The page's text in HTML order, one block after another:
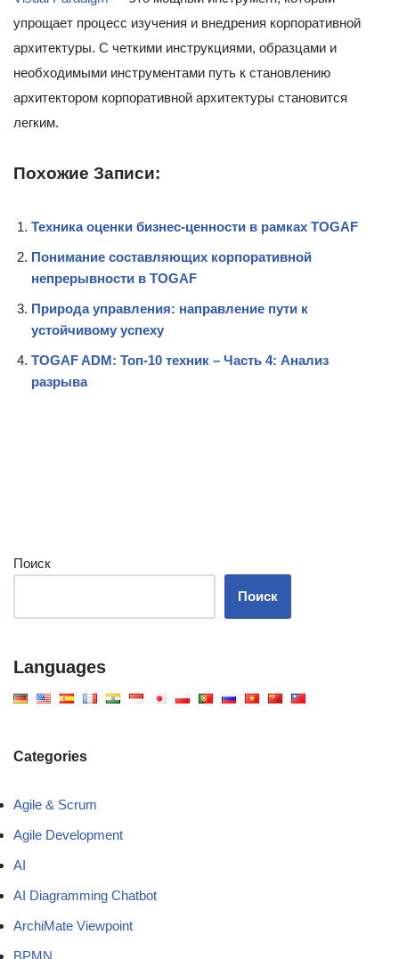
упрощает процесс изучения и внедрения корпоративной
архитектуры. С четкими инструкциями, образцами и
необходимыми инструментами путь к становлению
архитектором корпоративной архитектуры становится
легким.
Похожие Записи:
Техника оценки бизнес-ценности в рамках TOGAF
Понимание составляющих корпоративной
непрерывности в TOGAF
Природа управления: направление пути к
устойчивому успеху
TOGAF ADM: Топ-10 техник – Часть 4: Анализ
разрыва
Поиск
Поиск
Languages
Categories
Agile & Scrum
Agile Development
AI
AI Diagramming Chatbot
ArchiMate Viewpoint
BPMN